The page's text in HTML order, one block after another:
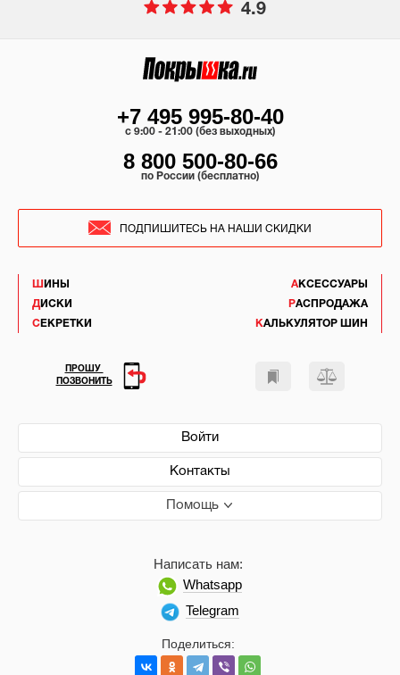
4.9
ШИНЫ
ДИСКИ
СЕКРЕТКИ
АКСЕССУАРЫ
РАСПРОДАЖА
КАЛЬКУЛЯТОР ШИН
Войти
Контакты
Помощь
Поделиться:
Написать нам:
Whatsapp
Telegram
+7 495 995-80-40
c 9:00 - 21:00 (без выходных)
8 800 500-80-66
по России (бесплатно)
ПОДПИШИТЕСЬ НА НАШИ СКИДКИ
ПРОШУ
ПОЗВОНИТЬ